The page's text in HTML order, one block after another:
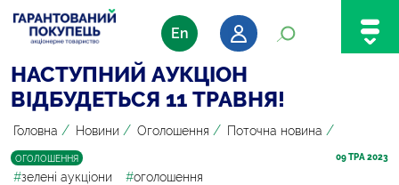
En
НАСТУПНИЙ АУКЦІОН
ВІДБУДЕТЬСЯ 11 ТРАВНЯ!
Головна / Новини / Оголошення / Поточна новина /
ОГОЛОШЕННЯ
#зелені аукціони #оголошення
09 ТРА 2023